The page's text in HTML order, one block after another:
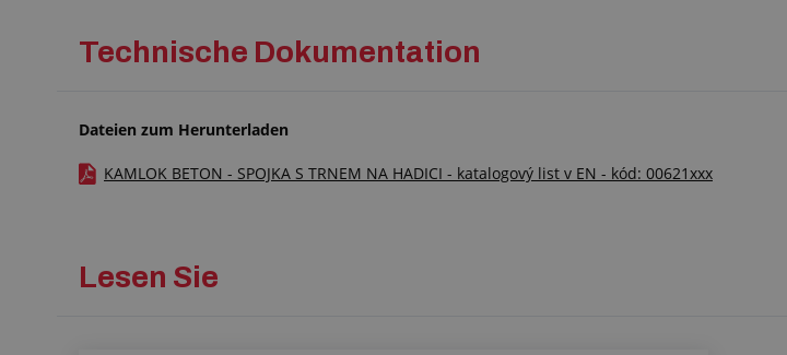
Technische Dokumentation
Dateien zum Herunterladen
KAMLOK BETON - SPOJKA S TRNEM NA HADICI - katalogový list v EN - kód: 00621xxx
Lesen Sie